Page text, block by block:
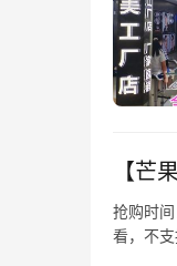
【芒
抢购时
看，不